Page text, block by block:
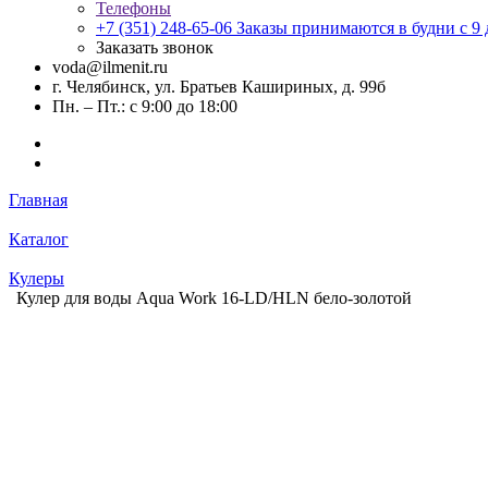
Телефоны
+7 (351) 248-65-06 Заказы принимаются в будни с 9
Заказать звонок
voda@ilmenit.ru
г. Челябинск, ул. Братьев Кашириных, д. 99б
Пн. – Пт.: с 9:00 до 18:00
Главная
Каталог
Кулеры
Кулер для воды Aqua Work 16-LD/HLN бело-золотой